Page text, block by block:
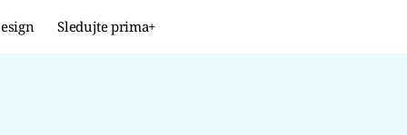
Sledujte prima+